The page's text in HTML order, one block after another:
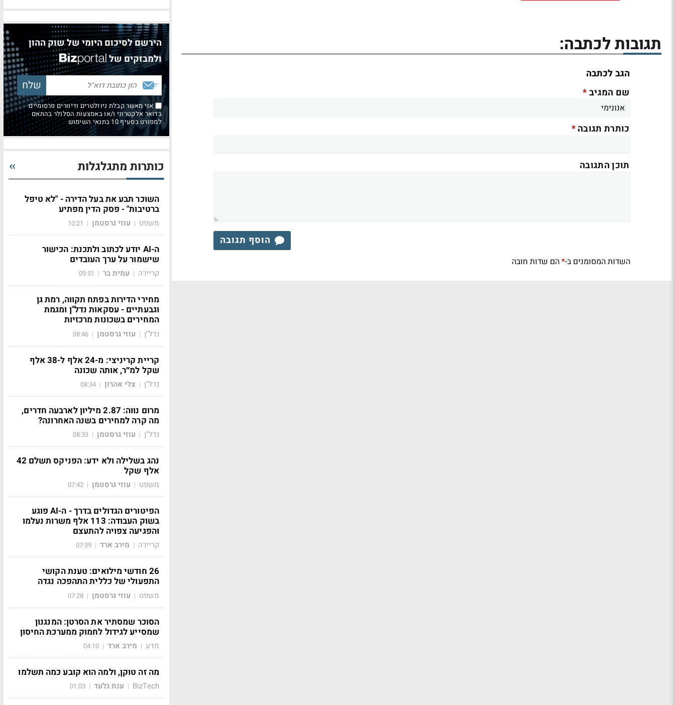
תגובות לכתבה:
הגב לכתבה
שם המגיב*
כותרת תגובה*
תוכן התגובה
הוסף תגובה
השדות המסומנים ב-*הם שדות חובה
הירשם לסיכום היומי של שוק ההון
ולמבזקים של
אני מאשר קבלת ניוזלטרים ודיוורים פרסומיים
בדואר אלקטרוני ו/או באמצעות הסלולר בהתאם
למפורט בסעיף 10 בתנאי השימוש
כותרות מתגלגלות
השוכר תבע את בעל הדירה - "לא טיפל
ברטיבות" - פסק הדין מפתיע
משפט | עוזי גרסטמן |
10:21
ה-AI יודע לכתוב ולתכנת: הכישור
שישמור על ערך העובדים
קריירה | עמית בר |
09:51
מחירי הדירות בפתח תקווה, רמת גן
וגבעתיים - עסקאות נדל"ן ומגמת
המחירים בשכונות מרכזיות
נדל"ן | עוזי גרסטמן |
08:46
קריית קריניצי: מ-24 אלף ל-38 אלף
שקל למ״ר, אותה שכונה
נדל"ן | צלי אהרון |
08:34
מרום נווה: 2.87 מיליון לארבעה חדרים,
מה קרה למחירים בשנה האחרונה?
נדל"ן | עוזי גרסטמן |
08:33
נהג בשלילה ולא ידע: הפניקס תשלם 42
אלף שקל
משפט | עוזי גרסטמן |
07:42
הפיטורים הגדולים בדרך - ה-AI פוגע
בשוק העבודה: 113 אלף משרות נעלמו
והפגיעה צפויה להתעצם
קריירה | מירב ארד |
07:39
26 חודשי מילואים: טענת הקושי
התפעולי של כללית התהפכה נגדה
משפט | עוזי גרסטמן |
07:28
הסוכר שמסתיר את הסרטן: המנגנון
שמסייע לגידול לחמוק ממערכת החיסון
מדע | מירב ארד |
04:10
מה זה טוקן, ולמה הוא קובע כמה תשלמו
BizTech
| ענת גלעד |
01:03